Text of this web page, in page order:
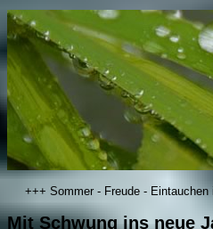
+++ Sommer - Freude - Eintauchen
Mit Schwung ins neue